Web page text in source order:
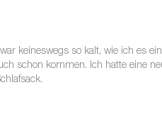
keineswegs so kalt, wie ich es
schon kommen. Ich hatte eine